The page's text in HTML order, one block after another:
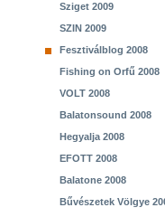
Sziget 2009
SZIN 2009
Fesztiválblog 2008
Fishing on Orfű 2008
VOLT 2008
Balatonsound 2008
Hegyalja 2008
EFOTT 2008
Balatone 2008
Bűvészetek Völgye